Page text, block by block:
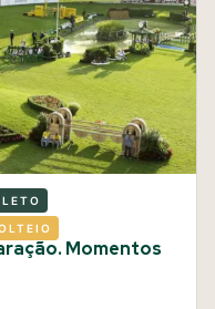
Momentos